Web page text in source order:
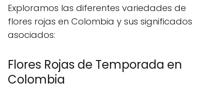
Exploramos las diferentes variedades de
flores rojas en Colombia y sus significados
asociados:
Flores Rojas de Temporada en
Colombia